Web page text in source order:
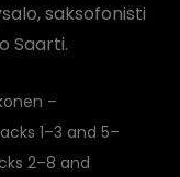
saksofonisti
Saarti.
–
1–3 and 5–
2–8 and